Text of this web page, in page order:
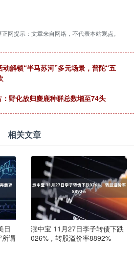
正网提示：文章来自网络，不代表本站观点。
解锁“半马苏河”多元场景，普陀“五
野化放归麋鹿种群总数增至74头
相关文章
日
所谓
涨中宝 11月27日李子转债下跌
026%，转股溢价率8892%